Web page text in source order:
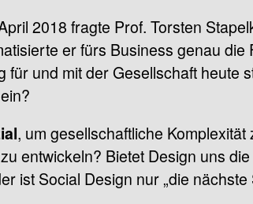
2018 fragte Prof. Torsten
er fürs Business genau
und mit der Gesellschaft heute
, um gesellschaftliche
entwickeln? Bietet Design uns
ist Social Design nur „die nächste